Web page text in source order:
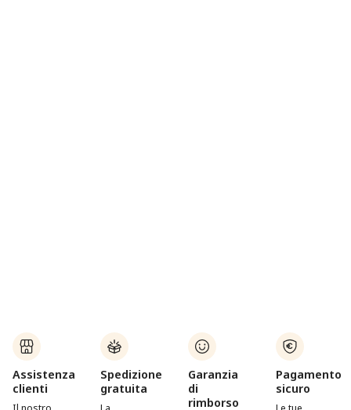
Assistenza
clienti
Spedizione
gratuita
Garanzia
di
rimborso
Pagamento
sicuro